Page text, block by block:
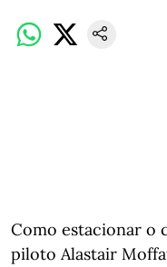
Como estacionar o
piloto Alastair